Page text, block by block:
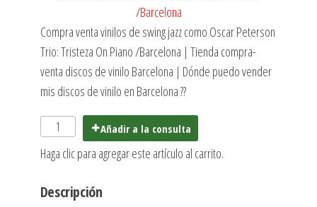
Compra venta vinilos de swing jazz como Oscar Peterson
Trio: Tristeza On Piano /Barcelona | Tienda compra-
venta discos de vinilo Barcelona | Dónde puedo vender
mis discos de vinilo en Barcelona ??
Añadir a la consulta
Haga clic para agregar este artículo al carrito.
Descripción